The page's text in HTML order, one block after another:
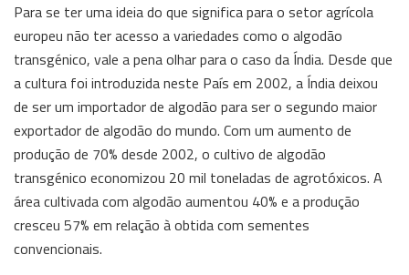
Para se ter uma ideia do que significa para o setor agrícola
europeu não ter acesso a variedades como o algodão
transgénico, vale a pena olhar para o caso da Índia. Desde que
a cultura foi introduzida neste País em 2002, a Índia deixou
de ser um importador de algodão para ser o segundo maior
exportador de algodão do mundo. Com um aumento de
produção de 70% desde 2002, o cultivo de algodão
transgénico economizou 20 mil toneladas de agrotóxicos. A
área cultivada com algodão aumentou 40% e a produção
cresceu 57% em relação à obtida com sementes
convencionais.